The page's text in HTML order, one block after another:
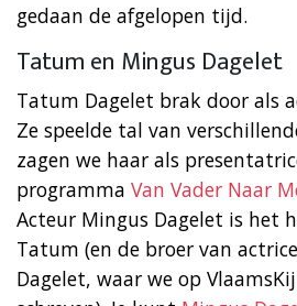
gedaan de afgelopen tijd.
Tatum en Mingus Dagelet
Tatum Dagelet brak door als
Ze speelde tal van
zagen we haar als
programma Van Vader Naar
Acteur Mingus Dagelet is het
Tatum (en de broer van
Dagelet, waar we op